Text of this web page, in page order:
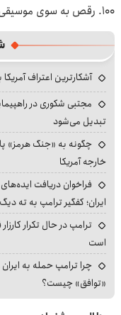
۱۰۰. رقص به سوی موسیقی زمان (آنتونی پاول)
آشکارترین اعتراف
مجتبی شکوری در
تبدیل می‌شود
چگونه به «جنگ هرمز»
خارجه آمریکا
فراخوان دریافت
ایران؛ کفگیر ترامپ به ته
ترامپ در حال تکرار
است
چرا ترامپ حمله به
«توافق» چیست؟